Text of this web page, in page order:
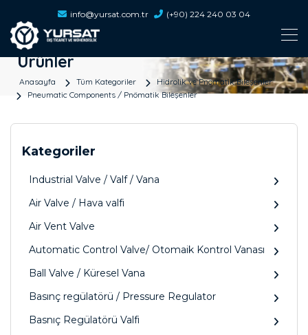
info@yursat.com.tr (+90) 224 240 03 04
Ürünler
Anasayfa Tüm Kategoriler
Hidrolik ve Pnömatik Bileşenler
Pneumatic Components / Pnömatik Bileşenler
Kategoriler
Industrial Valve / Valf / Vana
Air Valve / Hava valfi
Air Vent Valve
Automatic Control Valve/ Otomaik Kontrol Vanası
Ball Valve / Küresel Vana
Basınç regülatörü / Pressure Regulator
Basnıç Regülatörü Valfi